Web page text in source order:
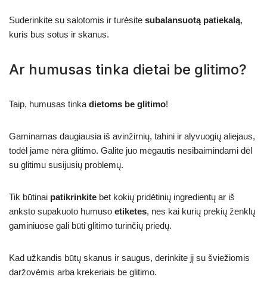
Suderinkite su salotomis ir turėsite subalansuotą patiekalą,
kuris bus sotus ir skanus.
Ar humusas tinka dietai be glitimo?
Taip, humusas tinka dietoms be glitimo!
Gaminamas daugiausia iš avinžirnių, tahini ir alyvuogių aliejaus,
todėl jame nėra glitimo. Galite juo mėgautis nesibaimindami dėl
su glitimu susijusių problemų.
Tik būtinai patikrinkite bet kokių pridėtinių ingredientų ar iš
anksto supakuoto humuso etiketes, nes kai kurių prekių ženklų
gaminiuose gali būti glitimo turinčių priedų.
Kad užkandis būtų skanus ir saugus, derinkite jį su šviežiomis
daržovėmis arba krekeriais be glitimo.